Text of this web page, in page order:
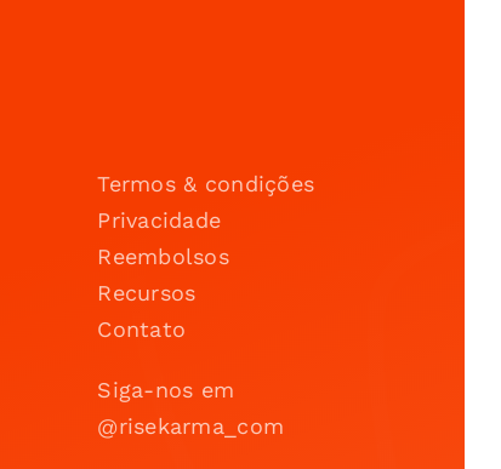
Termos & condições
Privacidade
Reembolsos
Recursos
Contato
Siga-nos em
@risekarma_com